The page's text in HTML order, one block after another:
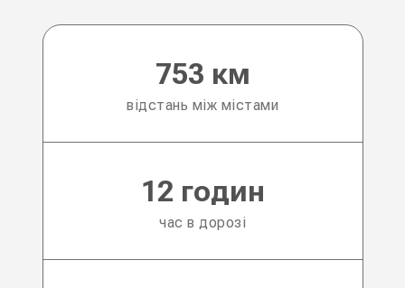
відстань між містами
753 км
час в дорозі
12 годин